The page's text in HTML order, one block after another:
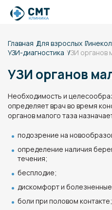
Главная Для взрослых
УЗИ-диагностика УЗИ органов
УЗИ органов
Необходимость и
определяет врач во время
органов малого таза
подозрение на
определение наличия
течения;
бесплодие;
дискомфорт и
боли при половом контакте;